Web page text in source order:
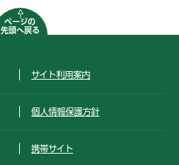
ページの
先頭へ戻る
サイト利用案内
個人情報保護方針
携帯サイト